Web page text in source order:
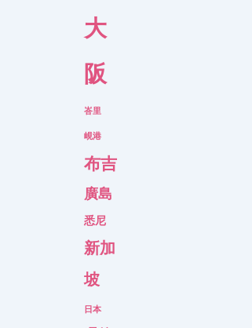
大
阪
峇里
峴港
布吉
廣島
悉尼
新加
坡
日本